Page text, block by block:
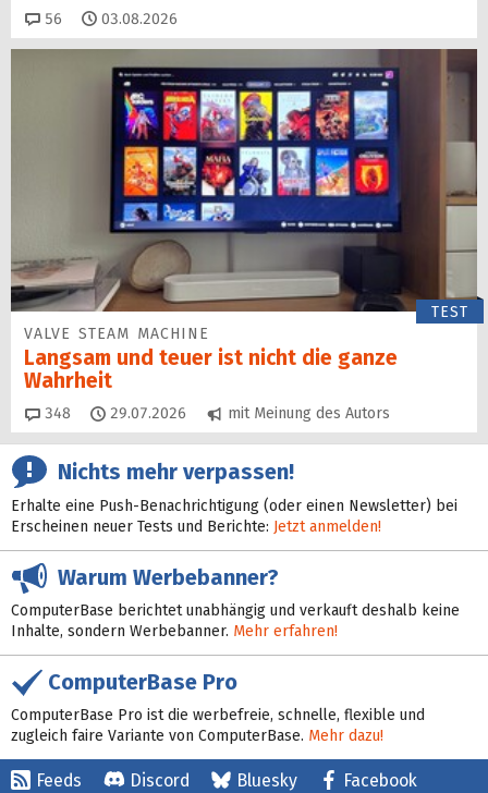
56 Kommentare
03.08.2026
TEST
VALVE STEAM MACHINE
Langsam und teuer ist nicht die ganze
Wahrheit
348 Kommentare
29.07.2026 mit Meinung des Autors
Nichts mehr verpassen!
Erhalte eine Push-Benachrichtigung (oder einen Newsletter) bei
Erscheinen neuer Tests und Berichte: Jetzt anmelden!
Warum Werbebanner?
ComputerBase berichtet unabhängig und verkauft deshalb keine
Inhalte, sondern Werbebanner. Mehr erfahren!
ComputerBase Pro
ComputerBase Pro ist die werbefreie, schnelle, flexible und
zugleich faire Variante von ComputerBase. Mehr dazu!
Feeds Discord Bluesky Facebook